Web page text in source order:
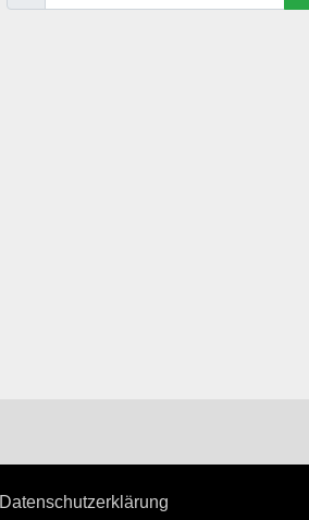
Datenschutzerklärung